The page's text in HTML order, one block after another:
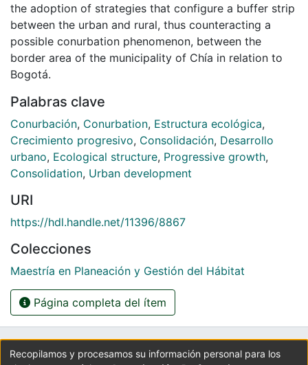
the adoption of strategies that configure a buffer strip
between the urban and rural, thus counteracting a
possible conurbation phenomenon, between the
border area of the municipality of Chía in relation to
Bogotá.
Palabras clave
Conurbación, Conurbation, Estructura ecológica,
Crecimiento progresivo, Consolidación, Desarrollo
urbano, Ecological structure, Progressive growth,
Consolidation, Urban development
URI
https://hdl.handle.net/11396/8867
Colecciones
Maestría en Planeación y Gestión del Hábitat
Página completa del ítem
UNIVERSIDAD LA GRAN COLOMBIA
Recopilamos y procesamos su información personal para los